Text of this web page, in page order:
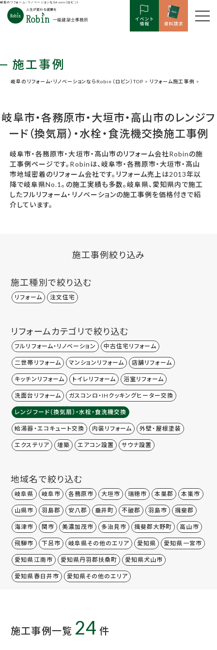
岐阜のリフォーム・リノベーションならRobin（ロビン）
施工事例
岐阜のリフォーム・リノベーションならRobin（ロビン）TOP > リフォーム施工事例 >
岐阜市・各務原市・大垣市・高山市のレンジフ
ード（換気扇）・水栓・食洗機交換施工事例
岐阜市・各務原市・大垣市・高山市のリフォーム会社Robinの施
工事例ページです。Robinは、岐阜市・各務原市・大垣市・高山
市地域密着のリフォーム会社です。リフォーム売上は2013年以
降で岐阜県No.1。の施工実績も多数。岐阜県、愛知県内で施工
したフルリフォーム・リノベーションの施工事例を価格付きで紹
介しています。
施工事例絞り込み
施工種別で絞り込む
リフォーム 注文住宅
リフォームカテゴリで絞り込む
フルリフォーム・リノベーション 中古住宅リフォーム
二世帯リフォーム マンションリフォーム 店舗リフォーム
キッチンリフォーム トイレリフォーム 浴室リフォーム
洗面台リフォーム ガスコンロ・IHクッキングヒーター交換
レンジフード（換気扇）・水栓・食洗機交換
給湯器・エコキュート交換 内装リフォーム 外壁・屋根塗装
エクステリア 増築 エアコン設置 サウナ設置
地域名で絞り込む
岐阜県 岐阜市 各務原市 大垣市 瑞穂市 本巣郡 本巣市
山県市 羽島郡 安八郡 垂井町 不破郡 羽島市 揖斐郡
海津市 関市 美濃加茂市 多治見市 揖斐郡大野町 高山市
飛騨市 下呂市 岐阜県その他のエリア 愛知県 愛知県一宮市
愛知県江南市 愛知県丹羽郡扶桑町 愛知県犬山市
愛知県春日井市 愛知県その他のエリア
施工事例一覧 24 件